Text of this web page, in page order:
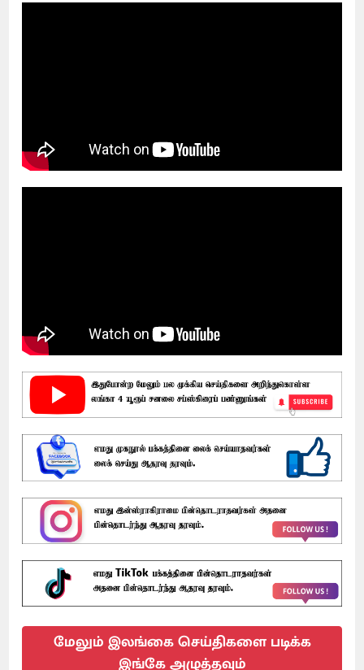
மேலும் இலங்கை செய்திகளை படிக்க
இங்கே அழுத்தவும்